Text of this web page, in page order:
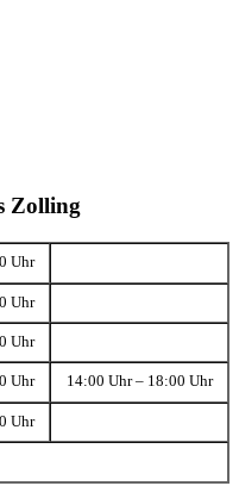
Zolling
Uhr
Uhr
Uhr
Uhr 14:00 Uhr – 18:00 Uhr
Uhr